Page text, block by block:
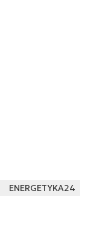
ENERGETYKA24